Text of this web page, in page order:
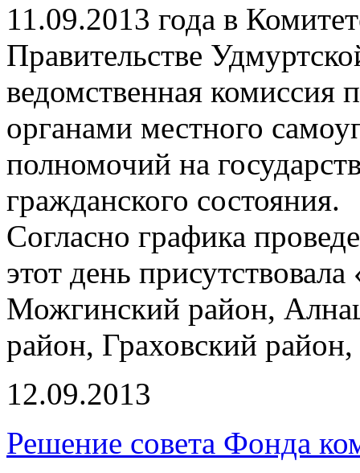
11.09.2013 года в
Правительстве
ведомственная комиссия
органами местного
полномочий на
гражданского состояния.
Согласно графика
этот день
Можгинский район,
район, Граховский
12.09.2013
Решение совета Фонда